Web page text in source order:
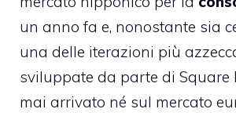
un anno fa e, nonostante sia
una delle iterazioni più
sviluppate da parte di Square
mai arrivato né sul mercato